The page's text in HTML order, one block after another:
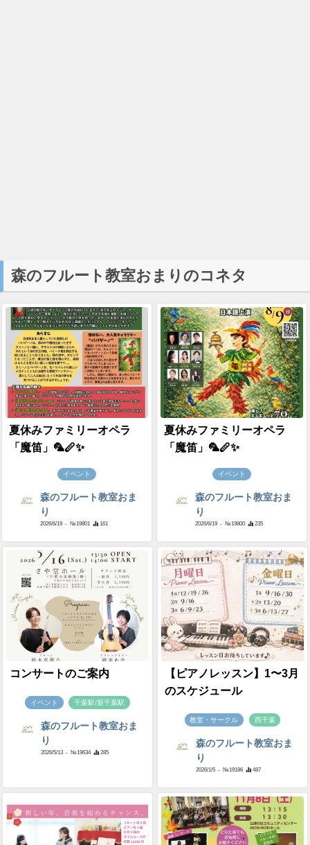
森のフルート教室おまりのコネタ
夏休みファミリーオペラ
「魔笛」🦜🪈✨
イベント
森のフルート教室おま
り
2026/6/19 - №19801 161
夏休みファミリーオペラ
「魔笛」🦜🪈✨
イベント
森のフルート教室おま
り
2026/6/19 - №19800 235
コンサートのご案内
イベント 千葉駅/新千葉駅
森のフルート教室おま
り
2026/5/13 - №19634 285
【ピアノレッスン】1〜3月
のスケジュール
教室・サークル 西千葉
森のフルート教室おま
り
2026/1/5 - №19186 487